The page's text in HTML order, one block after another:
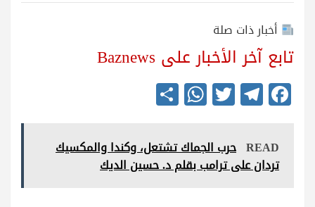
أخبار ذات صلة
تابع آخر الأخبار على Baznews
Fa
ce
bo
ok
Te
le
gr
a
m
T
wi
tte
r
W
ha
ts
A
pp
re READ حرب الجماك تشتعل، وكندا والمكسيك
تردان على ترامب بقلم د. حسين الديك